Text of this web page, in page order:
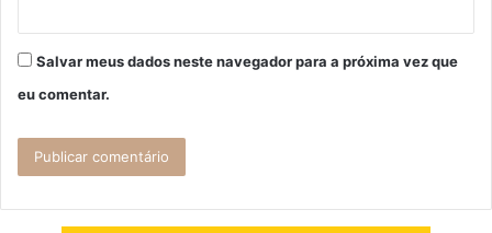
Salvar meus dados neste navegador para a próxima vez que
eu comentar.